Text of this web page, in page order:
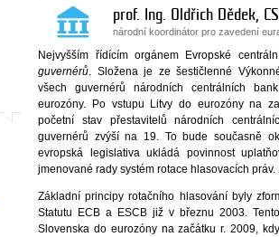
prof. Ing. Oldřich Dědek,
národní koordinátor pro zavedení
Nejvyšším řídícím orgánem Evropské
guvernérů. Složena je ze šestičlenné
všech guvernérů národních centrálních
eurozóny. Po vstupu Litvy do eurozóny na
početní stav přestavitelů národních
guvernérů zvýší na 19. To bude současně
evropská legislativa ukládá povinnost
jmenované rady systém rotace hlasovacích práv.
Základní principy rotačního hlasování byly
Statutu ECB a ESCB již v březnu 2003.
Slovenska do eurozóny na začátku r. 2009,